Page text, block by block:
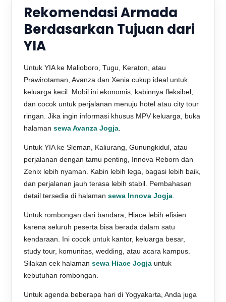
Rekomendasi Armada
Berdasarkan Tujuan dari
YIA
Untuk YIA ke Malioboro, Tugu, Keraton, atau
Prawirotaman, Avanza dan Xenia cukup ideal untuk
keluarga kecil. Mobil ini ekonomis, kabinnya fleksibel,
dan cocok untuk perjalanan menuju hotel atau city tour
ringan. Jika ingin informasi khusus MPV keluarga, buka
halamansewa Avanza Jogja
Untuk YIA ke Sleman, Kaliurang, Gunungkidul, atau
perjalanan dengan tamu penting, Innova Reborn dan
Zenix lebih nyaman. Kabin lebih lega, bagasi lebih baik,
dan perjalanan jauh terasa lebih stabil. Pembahasan
detail tersedia di halamansewa Innova Jogja
Untuk rombongan dari bandara, Hiace lebih efisien
karena seluruh peserta bisa berada dalam satu
kendaraan. Ini cocok untuk kantor, keluarga besar,
study tour, komunitas, wedding, atau acara kampus.
Silakan cek halamansewa Hiace Jogja untuk
kebutuhan rombongan.
Untuk agenda beberapa hari di Yogyakarta, Anda juga